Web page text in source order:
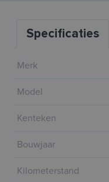
Specificaties
Merk
Model
Kenteken
Bouwjaar
Kilometerstand